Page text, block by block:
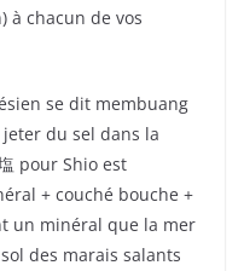
à chacun de vos
se dit membuang
du sel dans la
pour Shio est
+ couché bouche +
un minéral que la mer
des marais salants